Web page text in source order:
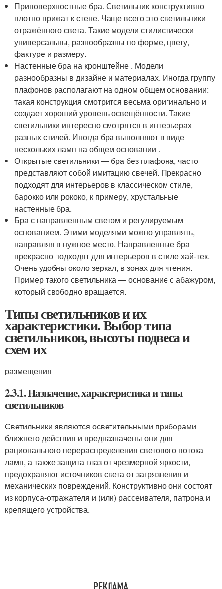
Приповерхностные бра. Светильник конструктивно
плотно прижат к стене. Чаще всего это светильники
отражённого света. Такие модели стилистически
универсальны, разнообразны по форме, цвету,
фактуре и размеру.
Настенные бра на кронштейне . Модели
разнообразны в дизайне и материалах. Иногда группу
плафонов располагают на одном общем основании:
такая конструкция смотрится весьма оригинально и
создает хороший уровень освещённости. Такие
светильники интересно смотрятся в интерьерах
разных стилей. Иногда бра выполняют в виде
нескольких ламп на общем основании .
Открытые светильники — бра без плафона, часто
представляют собой имитацию свечей. Прекрасно
подходят для интерьеров в классическом стиле,
барокко или рококо, к примеру, хрустальные
настенные бра.
Бра с направленным светом и регулируемым
основанием. Этими моделями можно управлять,
направляя в нужное место. Направленные бра
прекрасно подходят для интерьеров в стиле хай-тек.
Очень удобны около зеркал, в зонах для чтения.
Пример такого светильника — основание с абажуром,
который свободно вращается.
Типы светильников и их
характеристики. Выбор типа
светильников, высоты подвеса и
схем их
размещения
2.3.1. Назначение, характеристика и типы
светильников
Светильники являются осветительными приборами
ближнего действия и предназначены они для
рационального перераспределения светового потока
ламп, а также защита глаз от чрезмерной яркости,
предохраняют источников света от загрязнения и
механических повреждений. Конструктивно они состоят
из корпуса-отражателя и (или) рассеивателя, патрона и
крепящего устройства.